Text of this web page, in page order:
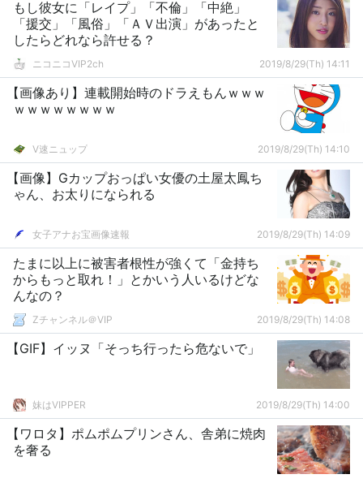
もし彼女に「レイプ」「不倫」「中絶」
「援交」「風俗」「ＡＶ出演」があったと
したらどれなら許せる？
ニコニコVIP2ch 2019/8/29(Th) 14:11
【画像あり】連載開始時のドラえもんｗｗｗ
ｗｗｗｗｗｗｗｗ
V速ニュップ 2019/8/29(Th) 14:10
【画像】Gカップおっぱい女優の土屋太鳳ち
ゃん、お太りになられる
女子アナお宝画像速報 2019/8/29(Th) 14:09
たまに以上に被害者根性が強くて「金持ち
からもっと取れ！」とかいう人いるけどな
んなの？
Zチャンネル＠VIP 2019/8/29(Th) 14:08
【GIF】イッヌ「そっち行ったら危ないで」
妹はVIPPER 2019/8/29(Th) 14:00
【ワロタ】ポムポムプリンさん、舎弟に焼肉
を奢る